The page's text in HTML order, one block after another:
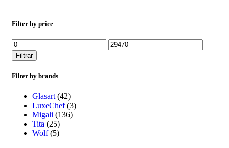
Filter by price
Filtrar
Filter by brands
Glasart (42)
LuxeChef (3)
Migali (136)
Tita (25)
Wolf (5)